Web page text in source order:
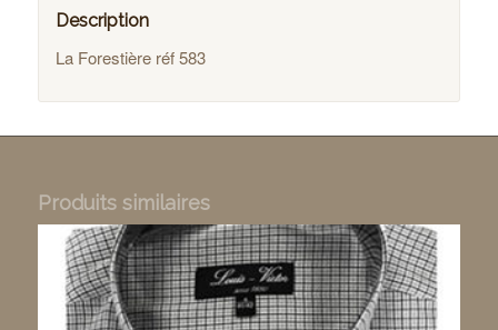
Description
La Forestière réf 583
Produits similaires